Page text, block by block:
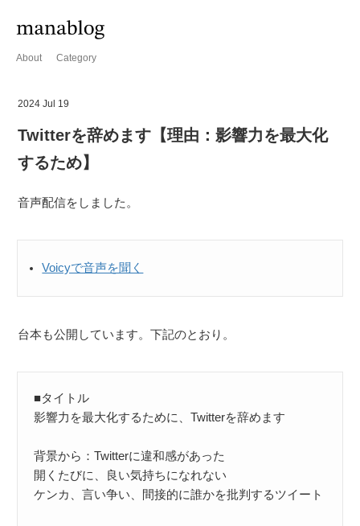
About Category
2024 Jul 19
Twitterを辞めます【理由：影響力を最大化
するため】
音声配信をしました。
Voicyで音声を聞く
台本も公開しています。下記のとおり。
■タイトル
影響力を最大化するために、Twitterを辞めます
背景から：Twitterに違和感があった
開くたびに、良い気持ちになれない
ケンカ、言い争い、間接的に誰かを批判するツイート